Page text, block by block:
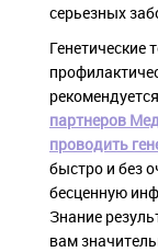
серьезных
Генетические
партнеров
проводить
быстро и без
бесценную
Знание
вам